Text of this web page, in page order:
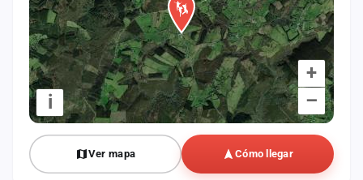
+
–
i
Ver mapa Cómo llegar